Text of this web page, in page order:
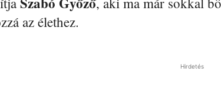
az élethez.
Hirdetés